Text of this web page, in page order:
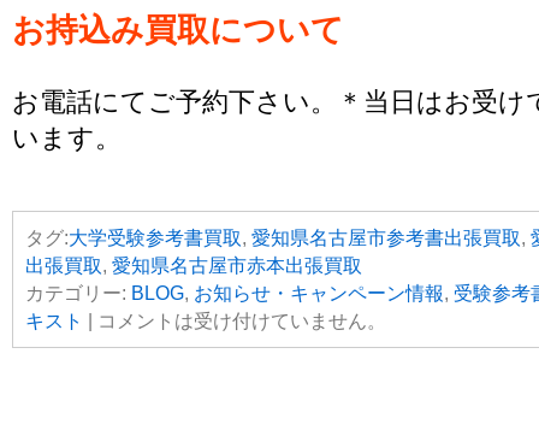
お持込み買取について
お電話にてご予約下さい。＊当日はお受
います。
タグ:大学受験参考書買取, 愛知県名古屋市参考書出張買取,
出張買取, 愛知県名古屋市赤本出張買取
カテゴリー: BLOG, お知らせ・キャンペーン情報, 受験参考
キスト
コメントは受け付けていません。